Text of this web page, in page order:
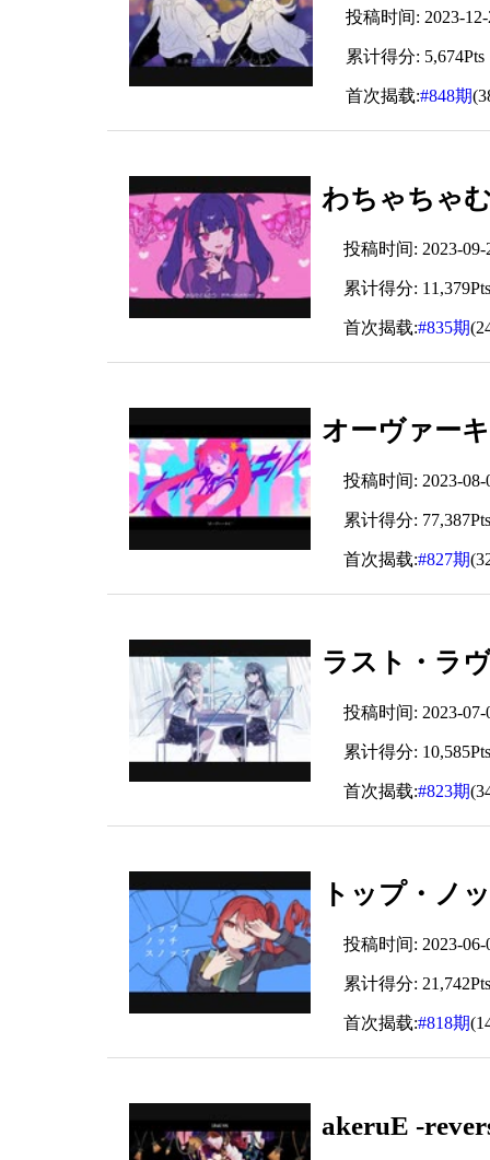
投稿时间: 2023-12-
累计得分: 5,674Pts
首次揭载:#848期
わちゃちゃ
投稿时间: 2023-09-
累计得分:
首次揭载:#835期
オーヴァー
投稿时间: 2023-08-
累计得分:
首次揭载:#827期
ラスト・ラ
投稿时间: 2023-07-
累计得分:
首次揭载:#823期
トップ・ノ
投稿时间: 2023-06-
累计得分:
首次揭载:#818期
akeruE -